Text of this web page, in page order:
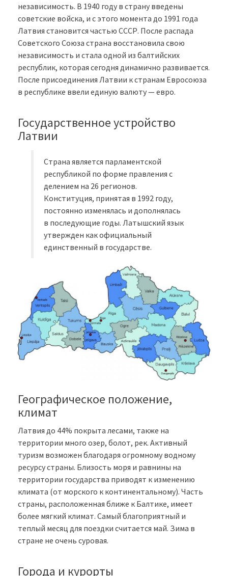
независимость. В 1940 году в страну введены
советские войска, и с этого момента до 1991 года
Латвия становится частью СССР. После распада
Советского Союза страна восстановила свою
независимость и стала одной из балтийских
республик, которая сегодня динамично развивается.
После присоединения Латвии к странам Евросоюза
в республике ввели единую валюту — евро.
Государственное устройство
Латвии
Страна является парламентской
республикой по форме правления с
делением на 26 регионов.
Конституция, принятая в 1992 году,
постоянно изменялась и дополнялась
в последующие годы. Латышский язык
утвержден как официальный
единственный в государстве.
Географическое положение,
климат
Латвия до 44% покрыта лесами, также на
территории много озер, болот, рек. Активный
туризм возможен благодаря огромному водному
ресурсу страны. Близость моря и равнины на
территории государства приводят к изменению
климата (от морского к континентальному). Часть
страны, расположенная ближе к Балтике, имеет
более мягкий климат. Самый благоприятный и
теплый месяц для поездки считается май. Зима в
стране не очень суровая.
Города и курорты